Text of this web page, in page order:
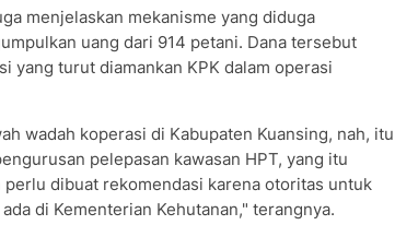
menjelaskan mekanisme yang diduga
uang dari 914 petani. Dana tersebut
yang turut diamankan KPK dalam operasi
wadah koperasi di Kabupaten Kuansing, nah, itu
pelepasan kawasan HPT, yang itu
dibuat rekomendasi karena otoritas untuk
di Kementerian Kehutanan," terangnya.